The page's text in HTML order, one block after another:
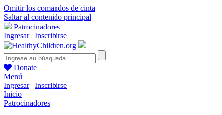
Omitir los comandos de cinta
Saltar al contenido principal
Patrocinadores
Ingresar| Inscribirse
Donate
Menú
Ingresar| Inscribirse
Inicio
Patrocinadores